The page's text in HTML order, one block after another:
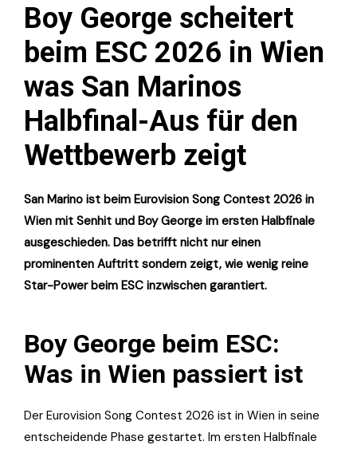
Boy George scheitert
beim ESC 2026 in Wien
was San Marinos
Halbfinal-Aus für den
Wettbewerb zeigt
San Marino ist beim Eurovision Song Contest 2026 in
Wien mit Senhit und Boy George im ersten Halbfinale
ausgeschieden. Das betrifft nicht nur einen
prominenten Auftritt sondern zeigt, wie wenig reine
Star-Power beim ESC inzwischen garantiert.
Boy George beim ESC:
Was in Wien passiert ist
Der Eurovision Song Contest 2026 ist in Wien in seine
entscheidende Phase gestartet. Im ersten Halbfinale